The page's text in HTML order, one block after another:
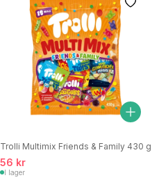
Trolli Multimix Friends & Family 430 g
56 kr
I lager